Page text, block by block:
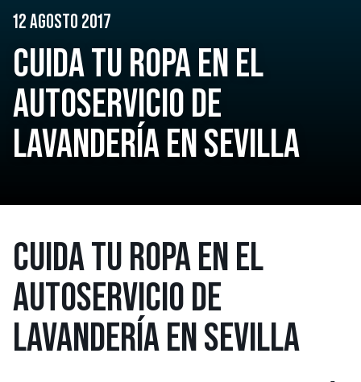
12 AGOSTO 2017
CUIDA TU ROPA EN EL
AUTOSERVICIO DE
LAVANDERÍA EN SEVILLA
CUIDA TU ROPA EN EL
AUTOSERVICIO DE
LAVANDERÍA EN SEVILLA